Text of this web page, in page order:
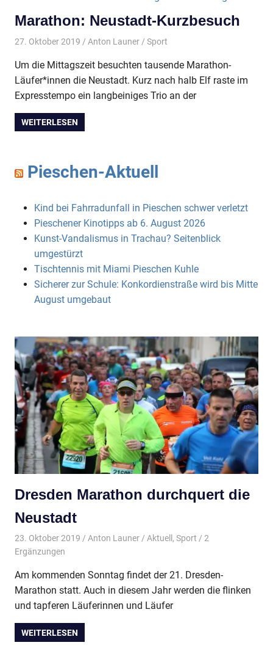
Marathon: Neustadt-Kurzbesuch
27. Oktober 2019 Anton Launer Sport
Um die Mittagszeit besuchten tausende Marathon-
Läufer*innen die Neustadt. Kurz nach halb Elf raste im
Expresstempo ein langbeiniges Trio an der
WEITERLESEN
Pieschen-Aktuell
Kind bei Fahrradunfall in Pieschen schwer verletzt
Pieschener Kinotipps ab 6. August 2026
Kunst-Vandalismus in Trachau? Seitenblick
umgestürzt
Tischtennis mit Miami Pieschen Kuhle
Sicherer zur Schule: Konkordienstraße wird bis Mitte
August umgebaut
Dresden Marathon durchquert die
Neustadt
23. Oktober 2019 Anton Launer Aktuell , Sport / 2
Ergänzungen
Am kommenden Sonntag findet der 21. Dresden-
Marathon statt. Auch in diesem Jahr werden die flinken
und tapferen Läuferinnen und Läufer
WEITERLESEN